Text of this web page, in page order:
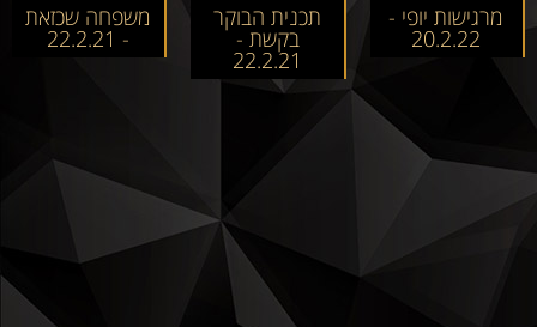
מרגישות יופי -
20.2.22
תכנית הבוקר
בקשת -
22.2.21
משפחה שכזאת
- 22.2.21